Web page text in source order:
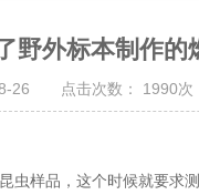
野外标本制作的
26 点击次数： 1990次
样品，这个时候就要求